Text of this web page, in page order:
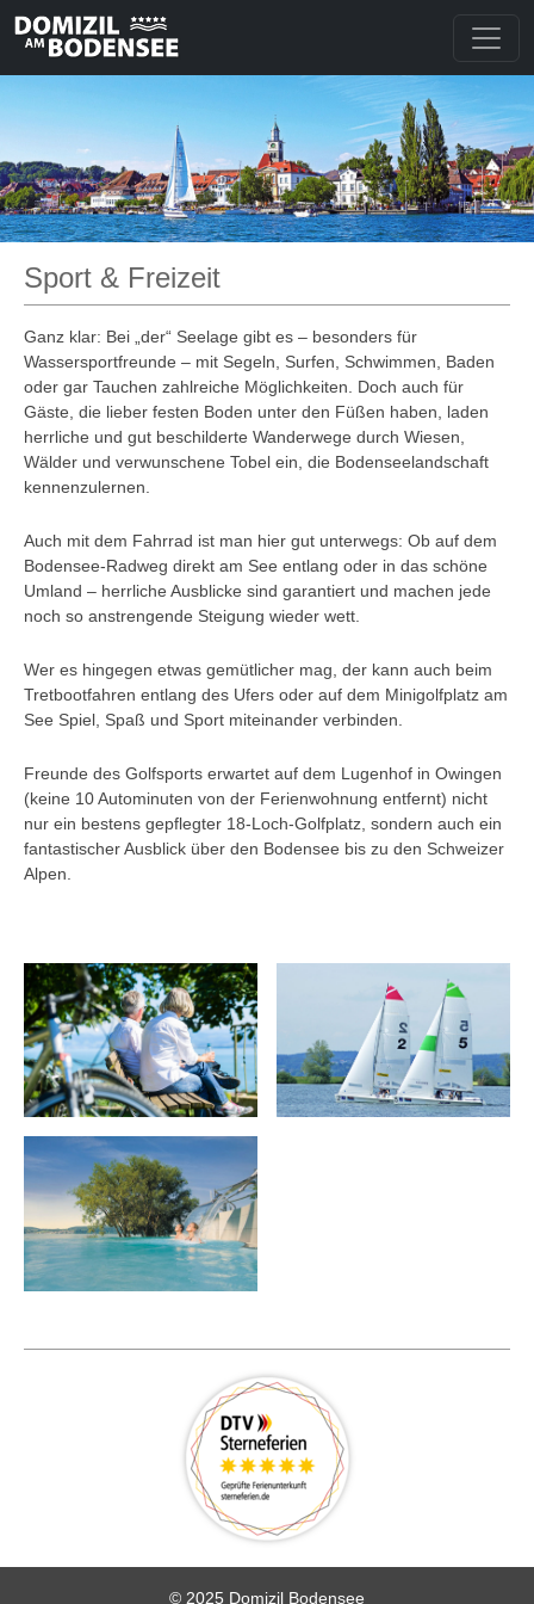
Sport & Freizeit
Ganz klar: Bei „der“ Seelage gibt es – besonders für
Wassersportfreunde – mit Segeln, Surfen, Schwimmen, Baden
oder gar Tauchen zahlreiche Möglichkeiten. Doch auch für
Gäste, die lieber festen Boden unter den Füßen haben, laden
herrliche und gut beschilderte Wanderwege durch Wiesen,
Wälder und verwunschene Tobel ein, die Bodenseelandschaft
kennenzulernen.
Auch mit dem Fahrrad ist man hier gut unterwegs: Ob auf dem
Bodensee-Radweg direkt am See entlang oder in das schöne
Umland – herrliche Ausblicke sind garantiert und machen jede
noch so anstrengende Steigung wieder wett.
Wer es hingegen etwas gemütlicher mag, der kann auch beim
Tretbootfahren entlang des Ufers oder auf dem Minigolfplatz am
See Spiel, Spaß und Sport miteinander verbinden.
Freunde des Golfsports erwartet auf dem Lugenhof in Owingen
(keine 10 Autominuten von der Ferienwohnung entfernt) nicht
nur ein bestens gepflegter 18-Loch-Golfplatz, sondern auch ein
fantastischer Ausblick über den Bodensee bis zu den Schweizer
Alpen.
© 2025 Domizil Bodensee